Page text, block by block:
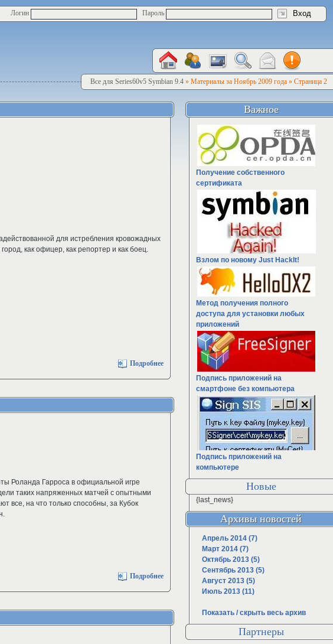
Логин Пароль
Все для Series60v5 Symbian 9.4 » Материалы за Ноябрь 2009 года » Страница 2
для истребления кровожадных
как офицер, как репортер и как боец.
Подробнее
Роланда Гарроса в официальной игре
таких напряженных матчей с опытными
все, на что только способны, за Кубок
Подробнее
Важное
Получение собственного
сертификата
Взлом по новому Just HackIt!
Метод получения полного
доступа для установки любых
приложений
Подпись приложений на
смартфоне без компьютера
Подпись приложений на
компьютере
Новые
{last_news}
Архивы новостей
Апрель 2014 (7)
Март 2014 (7)
Октябрь 2013 (5)
Сентябрь 2013 (5)
Август 2013 (5)
Июль 2013 (11)
Показать / скрыть весь архив
Партнеры